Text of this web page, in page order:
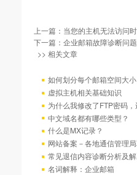
上一篇： 当您的主机无法访问
下一篇： 企业邮箱故障诊断问
>> 相关文章
如何划分每个邮箱空间大
虚拟主机相关基础知识
为什么我修改了FTP密码
中文域名都有哪些类型？
什么是MX记录？
网站备案－各地通信管理
常见退信内容诊断分析及
名词解释：企业邮箱